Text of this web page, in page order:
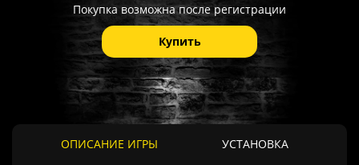
Покупка возможна после регистрации
Купить
ОПИСАНИЕ ИГРЫ УСТАНОВКА